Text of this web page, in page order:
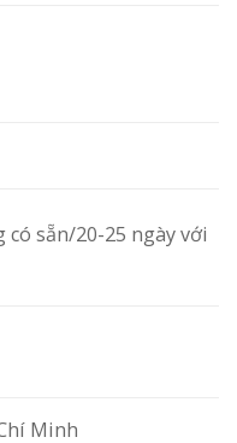
có sẵn/20-25 ngày với
Minh